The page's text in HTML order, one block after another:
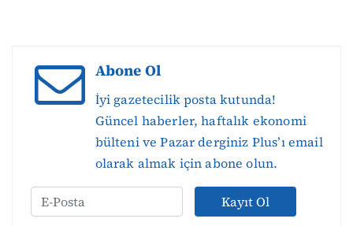
Abone Ol
İyi gazetecilik posta kutunda!
Güncel haberler, haftalık ekonomi
bülteni ve Pazar derginiz Plus’ı email
olarak almak için abone olun.
Kayıt Ol